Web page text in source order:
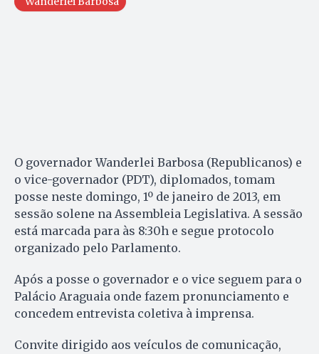
O governador Wanderlei Barbosa (Republicanos) e
o vice-governador (PDT), diplomados, tomam
posse neste domingo, 1º de janeiro de 2013, em
sessão solene na Assembleia Legislativa. A sessão
está marcada para às 8:30h e segue protocolo
organizado pelo Parlamento.
Após a posse o governador e o vice seguem para o
Palácio Araguaia onde fazem pronunciamento e
concedem entrevista coletiva à imprensa.
Convite dirigido aos veículos de comunicação,